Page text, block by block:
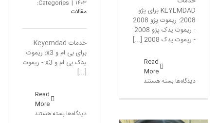
KEYEMDAD برای پژو
2008: ریموت پژو 2008
- ریموت یدک پژو 2008
- ریموت یدک 2008 [...]
Read
More
دیدگاه‌ها برای
–
بسته هستند
۱۴۰۳ |
Categories:
مقالات
خدمات Keyemdad
برای بی ام و x3: ریموت
یدک بی ام و x3 - ریموت
[...]
Read
More
دیدگاه‌ها برای
بسته هستند